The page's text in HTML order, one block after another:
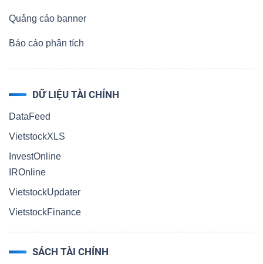
Quảng cáo banner
Báo cáo phân tích
DỮ LIỆU TÀI CHÍNH
DataFeed
VietstockXLS
InvestOnline
IROnline
VietstockUpdater
VietstockFinance
SÁCH TÀI CHÍNH